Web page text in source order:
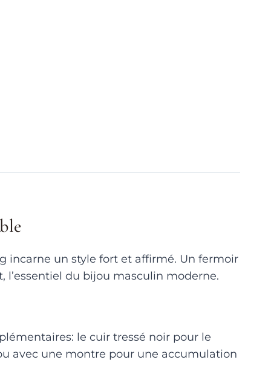
incarne un style fort et affirmé. Un fermoir
du bijou masculin moderne.
le cuir tressé noir pour le
avec une montre pour une accumulation